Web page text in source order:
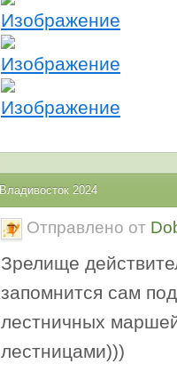
Владивосток 2024
Отправлено от
Зрелище
запомнится сам
лестничных
лестницами)))